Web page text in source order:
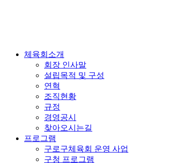
체육회소개
회장 인사말
설립목적 및 구성
연혁
조직현황
규정
경영공시
찾아오시는길
프로그램
구로구체육회 운영 사업
구청 프로그램